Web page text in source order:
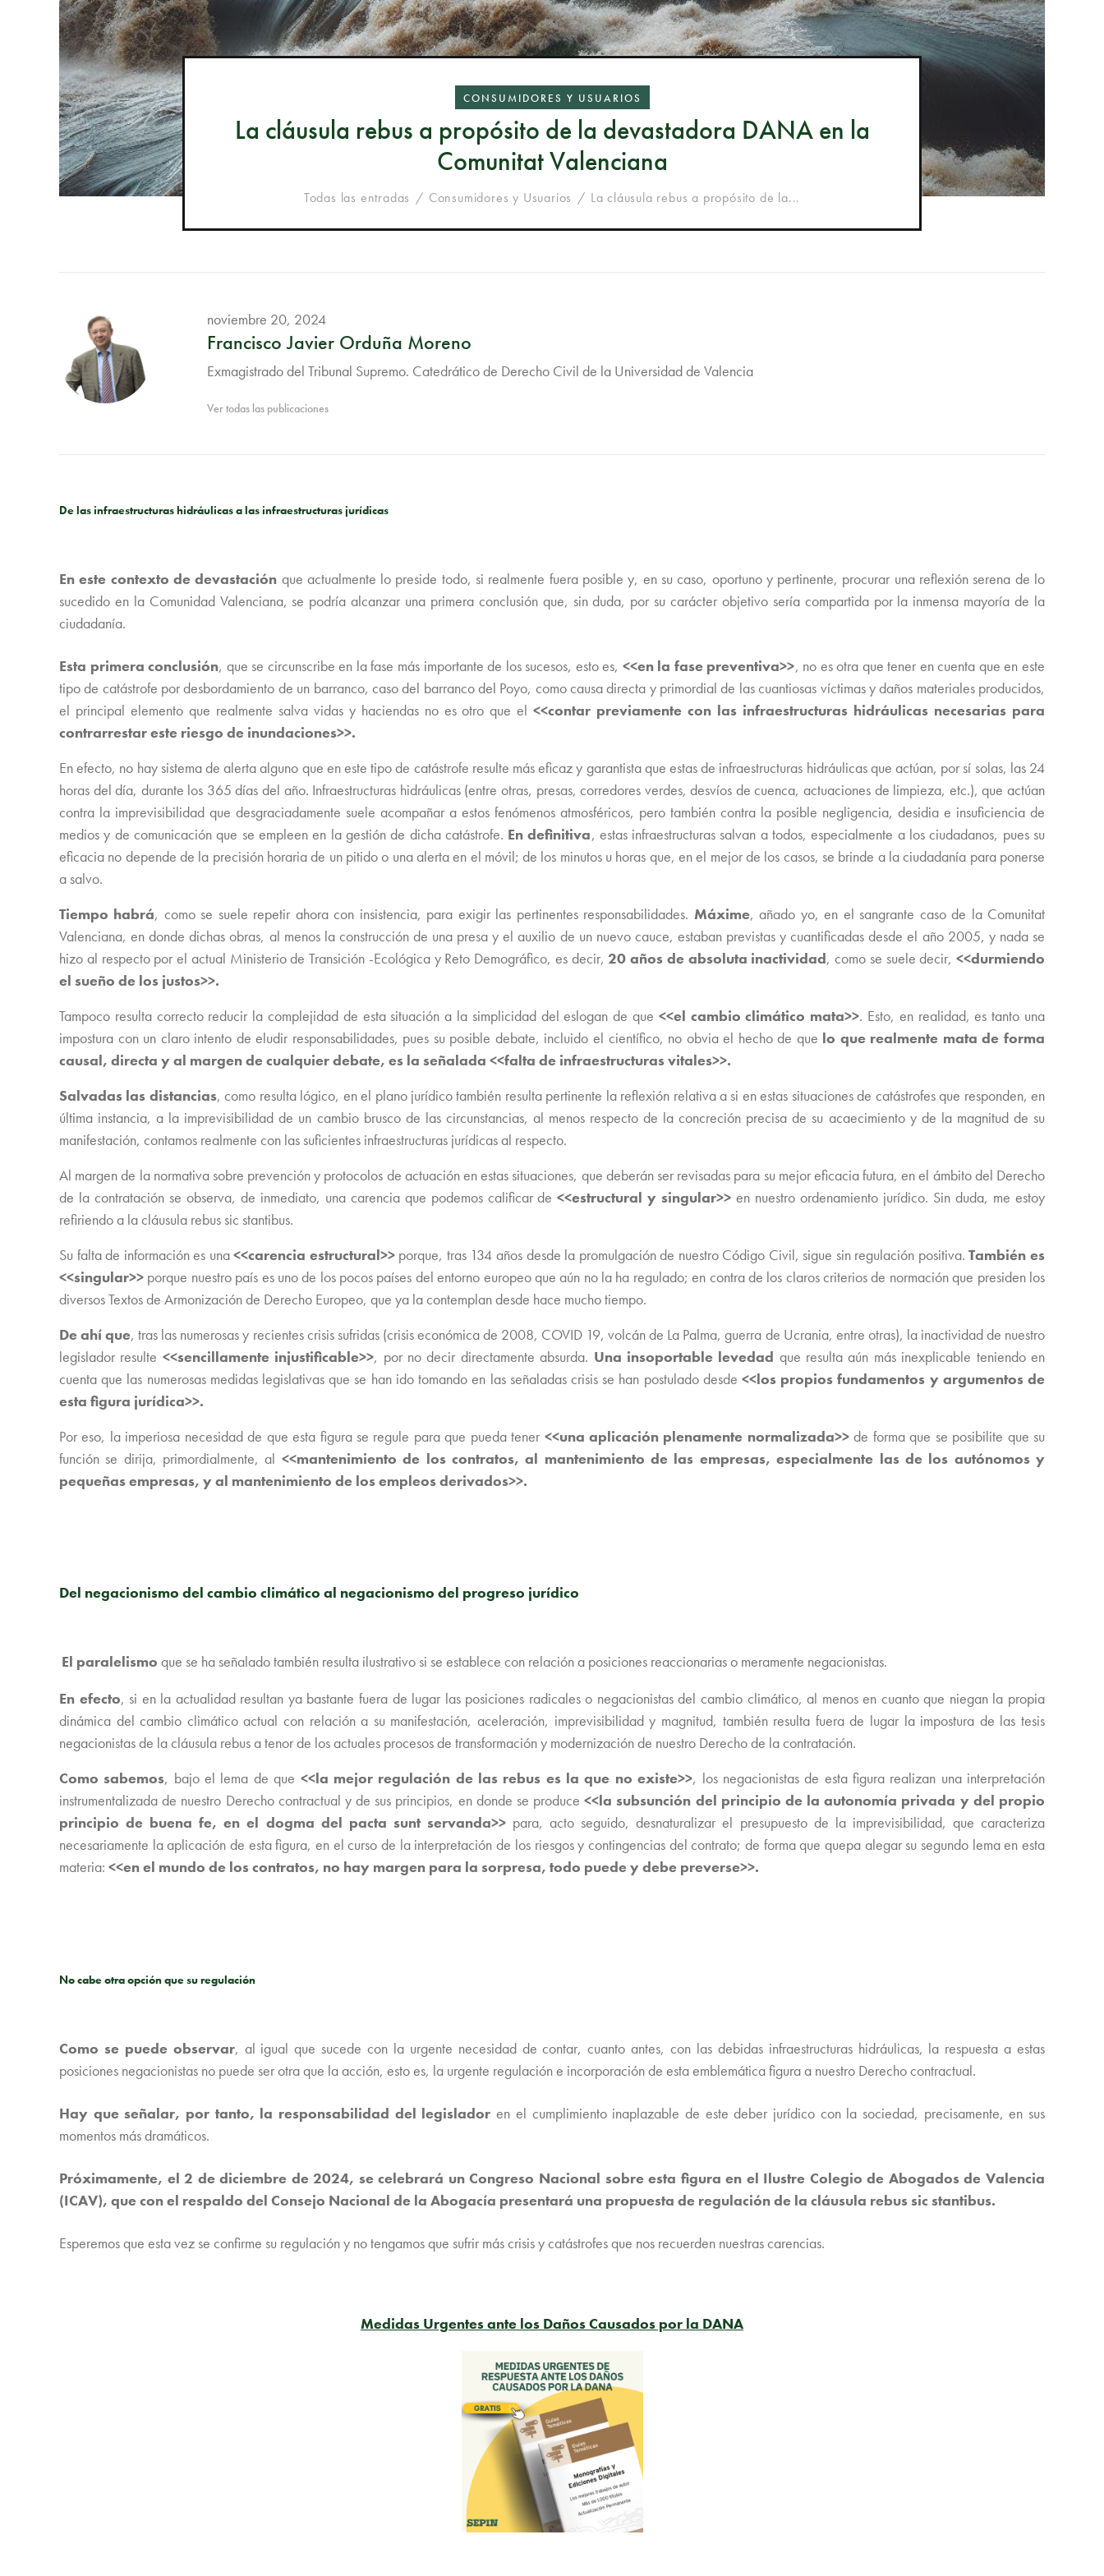
CONSUMIDORES Y USUARIOS
La cláusula rebus a propósito de la devastadora DANA en la
Comunitat Valenciana
Todas las entradas Consumidores y Usuarios La cláusula rebus a propósito de la...
noviembre 20, 2024
Francisco Javier Orduña Moreno
Exmagistrado del Tribunal Supremo. Catedrático de Derecho Civil de la Universidad de Valencia
Ver todas las publicaciones
De las infraestructuras hidráulicas a las infraestructuras jurídicas
En este contexto de devastación que actualmente lo preside todo, si realmente fuera posible y, en su caso, oportuno y pertinente, procurar una reflexión serena de lo
sucedido en la Comunidad Valenciana, se podría alcanzar una primera conclusión que, sin duda, por su carácter objetivo sería compartida por la inmensa mayoría de la
ciudadanía.
Esta primera conclusión, que se circunscribe en la fase más importante de los sucesos, esto es, <<en la fase preventiva>>, no es otra que tener en cuenta que en este
tipo de catástrofe por desbordamiento de un barranco, caso del barranco del Poyo, como causa directa y primordial de las cuantiosas víctimas y daños materiales producidos,
el principal elemento que realmente salva vidas y haciendas no es otro que el<<contar previamente con las infraestructuras hidráulicas necesarias para
contrarrestar este riesgo de inundaciones>>.
En efecto, no hay sistema de alerta alguno que en este tipo de catástrofe resulte más eficaz y garantista que estas de infraestructuras hidráulicas que actúan, por sí solas, las 24
horas del día, durante los 365 días del año. Infraestructuras hidráulicas (entre otras, presas, corredores verdes, desvíos de cuenca, actuaciones de limpieza, etc.), que actúan
contra la imprevisibilidad que desgraciadamente suele acompañar a estos fenómenos atmosféricos, pero también contra la posible negligencia, desidia e insuficiencia de
medios y de comunicación que se empleen en la gestión de dicha catástrofe. En definitiva, estas infraestructuras salvan a todos, especialmente a los ciudadanos, pues su
eficacia no depende de la precisión horaria de un pitido o una alerta en el móvil; de los minutos u horas que, en el mejor de los casos, se brinde a la ciudadanía para ponerse
a salvo.
Tiempo habrá, como se suele repetir ahora con insistencia, para exigir las pertinentes responsabilidades. Máxime, añado yo, en el sangrante caso de la Comunitat
Valenciana, en donde dichas obras, al menos la construcción de una presa y el auxilio de un nuevo cauce, estaban previstas y cuantificadas desde el año 2005, y nada se
hizo al respecto por el actual Ministerio de Transición -Ecológica y Reto Demográfico, es decir,20 años de absoluta inactividad, como se suele decir, <<durmiendo
el sueño de los justos>>.
Tampoco resulta correcto reducir la complejidad de esta situación a la simplicidad del eslogan de que <<el cambio climático mata>>. Esto, en realidad, es tanto una
impostura con un claro intento de eludir responsabilidades, pues su posible debate, incluido el científico, no obvia el hecho de que lo que realmente mata de forma
causal, directa y al margen de cualquier debate, es la señalada <<falta de infraestructuras vitales>>.
Salvadas las distancias, como resulta lógico, en el plano jurídico también resulta pertinente la reflexión relativa a si en estas situaciones de catástrofes que responden, en
última instancia, a la imprevisibilidad de un cambio brusco de las circunstancias, al menos respecto de la concreción precisa de su acaecimiento y de la magnitud de su
manifestación, contamos realmente con las suficientes infraestructuras jurídicas al respecto.
Al margen de la normativa sobre prevención y protocolos de actuación en estas situaciones, que deberán ser revisadas para su mejor eficacia futura, en el ámbito del Derecho
de la contratación se observa, de inmediato, una carencia que podemos calificar de<<estructural y singular>> en nuestro ordenamiento jurídico. Sin duda, me estoy
refiriendo a la cláusula rebus sic stantibus.
Su falta de información es una<<carencia estructural>>porque, tras 134 años desde la promulgación de nuestro Código Civil, sigue sin regulación positiva.También es
<<singular>> porque nuestro país es uno de los pocos países del entorno europeo que aún no la ha regulado; en contra de los claros criterios de normación que presiden los
diversos Textos de Armonización de Derecho Europeo, que ya la contemplan desde hace mucho tiempo.
De ahí que, tras las numerosas y recientes crisis sufridas (crisis económica de 2008, COVID 19, volcán de La Palma, guerra de Ucrania, entre otras), la inactividad de nuestro
legislador resulte <<sencillamente injustificable>>, por no decir directamente absurda. Una insoportable levedad que resulta aún más inexplicable teniendo en
cuenta que las numerosas medidas legislativas que se han ido tomando en las señaladas crisis se han postulado desde <<los propios fundamentos y argumentos de
esta figura jurídica>>.
Por eso, la imperiosa necesidad de que esta figura se regule para que pueda tener <<una aplicación plenamente normalizada>>de forma que se posibilite que su
función se dirija, primordialmente, al <<mantenimiento de los contratos, al mantenimiento de las empresas, especialmente las de los autónomos y
pequeñas empresas, y al mantenimiento de los empleos derivados>>.
Del negacionismo del cambio climático al negacionismo del progreso jurídico
El paralelismo que se ha señalado también resulta ilustrativo si se establece con relación a posiciones reaccionarias o meramente negacionistas.
En efecto, si en la actualidad resultan ya bastante fuera de lugar las posiciones radicales o negacionistas del cambio climático, al menos en cuanto que niegan la propia
dinámica del cambio climático actual con relación a su manifestación, aceleración, imprevisibilidad y magnitud, también resulta fuera de lugar la impostura de las tesis
negacionistas de la cláusula rebus a tenor de los actuales procesos de transformación y modernización de nuestro Derecho de la contratación.
Como sabemos, bajo el lema de que <<la mejor regulación de las rebus es la que no existe>>, los negacionistas de esta figura realizan una interpretación
instrumentalizada de nuestro Derecho contractual y de sus principios, en donde se produce<<la subsunción del principio de la autonomía privada y del propio
principio de buena fe, en el dogma del pacta sunt servanda>>para, acto seguido, desnaturalizar el presupuesto de la imprevisibilidad, que caracteriza
necesariamente la aplicación de esta figura, en el curso de la interpretación de los riesgos y contingencias del contrato; de forma que quepa alegar su segundo lema en esta
materia: <<en el mundo de los contratos, no hay margen para la sorpresa, todo puede y debe preverse>>.
No cabe otra opción que su regulación
Como se puede observar, al igual que sucede con la urgente necesidad de contar, cuanto antes, con las debidas infraestructuras hidráulicas, la respuesta a estas
posiciones negacionistas no puede ser otra que la acción, esto es, la urgente regulación e incorporación de esta emblemática figura a nuestro Derecho contractual.
Hay que señalar, por tanto, la responsabilidad del legislador en el cumplimiento inaplazable de este deber jurídico con la sociedad, precisamente, en sus
momentos más dramáticos.
Próximamente, el 2 de diciembre de 2024, se celebrará un Congreso Nacional sobre esta figura en el Ilustre Colegio de Abogados de Valencia
(ICAV), que con el respaldo del Consejo Nacional de la Abogacía presentará una propuesta de regulación de la cláusula rebus sic stantibus.
Esperemos que esta vez se confirme su regulación y no tengamos que sufrir más crisis y catástrofes que nos recuerden nuestras carencias.
Medidas Urgentes ante los Daños Causados por la DANA